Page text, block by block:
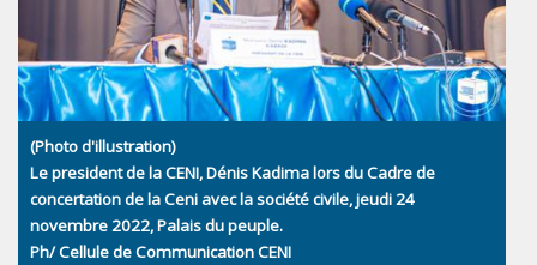
(Photo d'illustration)
Le president de la CENI, Dénis Kadima lors du Cadre de
concertation de la Ceni avec la société civile, jeudi 24
novembre 2022, Palais du peuple.
Ph/ Cellule de Communication CENI